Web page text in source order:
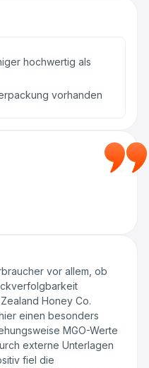
hochwertig als
vorhanden
vor allem, ob
Honey Co.
einen besonders
MGO-Werte
externe Unterlagen
fiel die